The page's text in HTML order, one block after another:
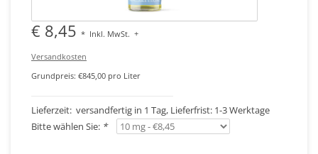
€ 8,45 * Inkl. MwSt. +
Versandkosten
Grundpreis: €845,00 pro Liter
Lieferzeit: versandfertig in 1 Tag, Lieferfrist: 1-3 Werktage
Bitte wählen Sie: *